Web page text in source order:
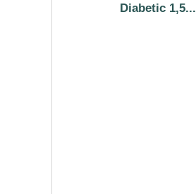
Diabetic 1,5...